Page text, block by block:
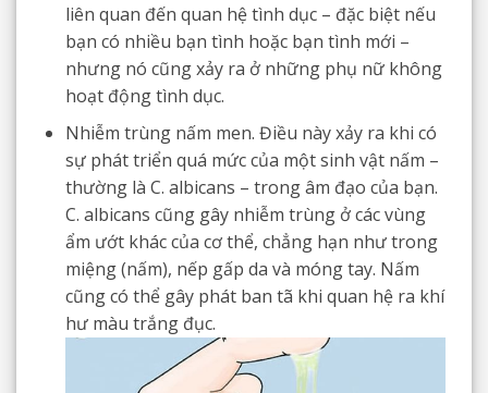
liên quan đến quan hệ tình dục – đặc biệt nếu
bạn có nhiều bạn tình hoặc bạn tình mới –
nhưng nó cũng xảy ra ở những phụ nữ không
hoạt động tình dục.
Nhiễm trùng nấm men. Điều này xảy ra khi có
sự phát triển quá mức của một sinh vật nấm –
thường là C. albicans – trong âm đạo của bạn.
C. albicans cũng gây nhiễm trùng ở các vùng
ẩm ướt khác của cơ thể, chẳng hạn như trong
miệng (nấm), nếp gấp da và móng tay. Nấm
cũng có thể gây phát ban tã khi quan hệ ra khí
hư màu trắng đục.